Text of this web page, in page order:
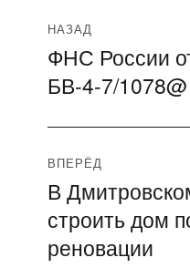
Навигация
по
НАЗАД
Предыдущая
запись:
ФНС России
БВ-4-7/1078@
ВПЕРЁД
Следующая
запись:
В
строить дом
реновации